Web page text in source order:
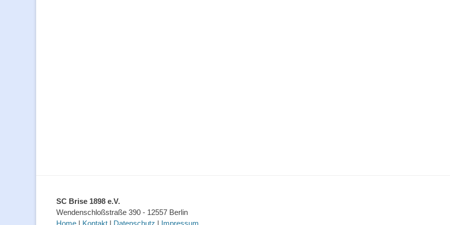
SC Brise 1898 e.V.
Wendenschloßstraße 390 - 12557 Berlin
Home | Kontakt | Datenschutz | Impressum